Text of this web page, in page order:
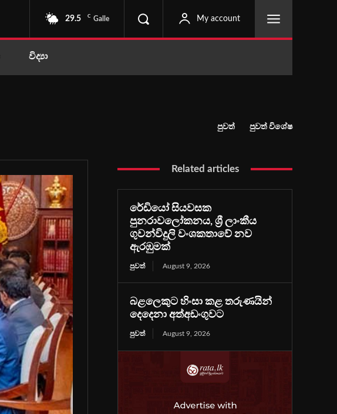
29.5 C Galle My account
විද්‍යා
පුවත් පුවත් විශේෂ
Related articles
රේඩියෝ සියවසක
පුනරාවලෝකනය, ශ්‍රී ලාංකීය
ගුවන්විදුලි වංශකතාවේ නව
ඇරඹුමක්
පුවත් August 9, 2026
බළලෙකුට හිංසා කළ තරුණයින්
දෙදෙනා අත්අඩංගුවට
පුවත් August 9, 2026